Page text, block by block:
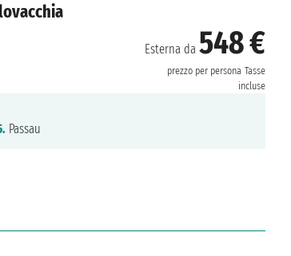
Esterna da 548 €
prezzo per persona Tasse
incluse
Passau